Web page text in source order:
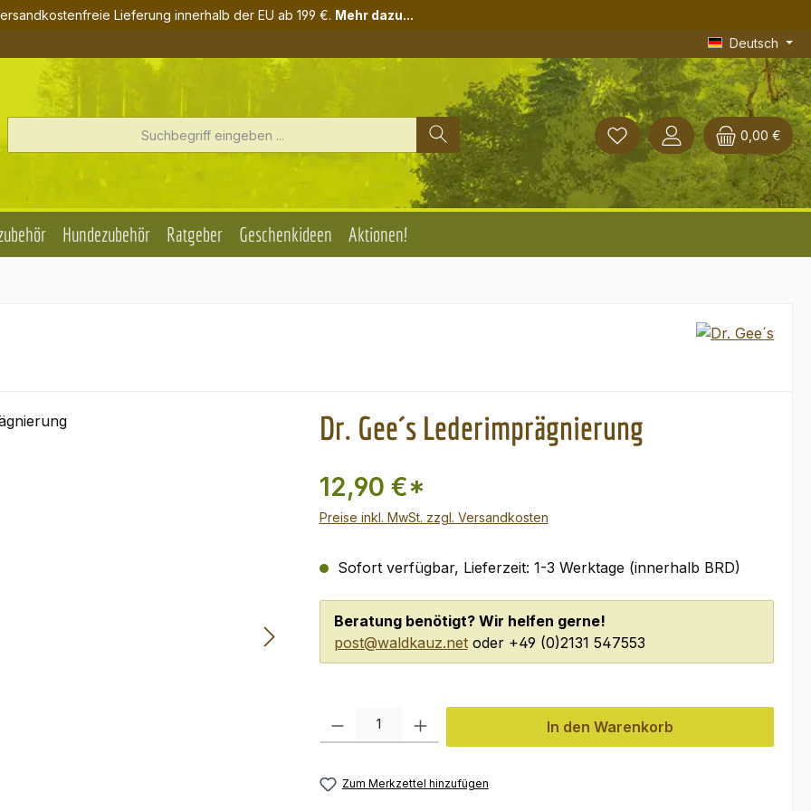
Lieferung innerhalb der EU ab 199 €. Mehr dazu...
Deutsch
0,00 €
Hundezubehör Ratgeber Geschenkideen Aktionen!
Dr. Gee´s Lederimprägnierung
12,90 €*
Preise inkl. MwSt. zzgl. Versandkosten
Sofort verfügbar, Lieferzeit: 1-3 Werktage (innerhalb BRD)
Beratung benötigt? Wir helfen gerne!
post@waldkauz.netoder +49 (0)2131 547553
Produkt Anzahl: Gib den gewünschten Wert ein oder benutze die Schaltflächen
In den Warenkorb
Zum Merkzettel hinzufügen